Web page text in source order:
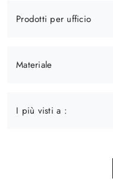
Prodotti per ufficio
Materiale
I più visti a :